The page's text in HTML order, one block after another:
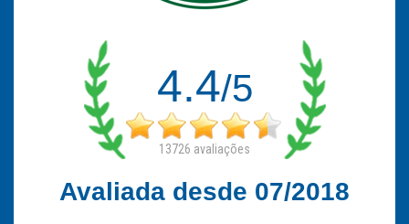
4.4/5
13726 avaliações
Avaliada desde 07/2018